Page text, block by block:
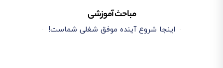
مباحث آموزشی
اینجا شروع آینده موفق شغلی شماست!